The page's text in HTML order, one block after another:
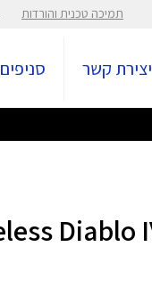
תמיכה טכנית והורדות
יצירת קשר סניפים